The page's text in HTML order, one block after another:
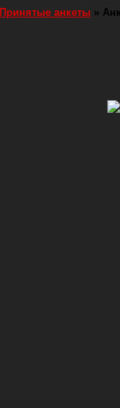
Принятые анкеты »